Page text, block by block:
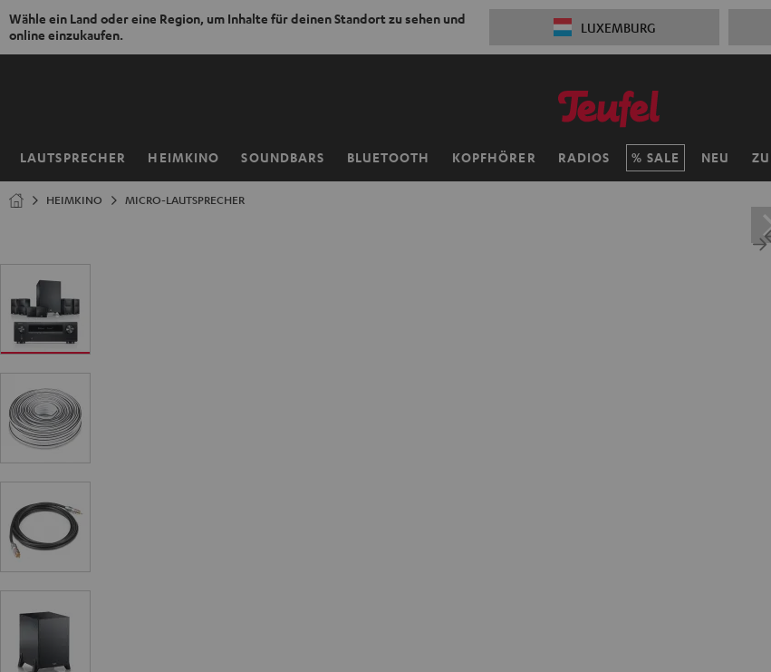
Wähle ein Land oder eine Region, um Inhalte für deinen Standort zu sehen und
online einzukaufen.
LUXEMBURG
ZUM
LAUTSPRECHER HEIMKINO SOUNDBARS BLUETOOTH KOPFHÖRER RADIOS SALE NEU
Startseite
HEIMKINO MICRO-LAUTSPRECHER